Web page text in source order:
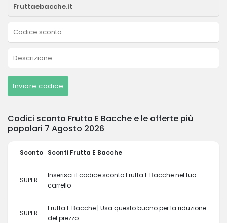
Inviare codice
Codici sconto Frutta E Bacche e le offerte più
popolari 7 Agosto 2026
Sconto Sconti Frutta E Bacche
SUPER
Inserisci il codice sconto Frutta E Bacche nel tuo
carrello
SUPER
Frutta E Bacche | Usa questo buono per la riduzione
del prezzo